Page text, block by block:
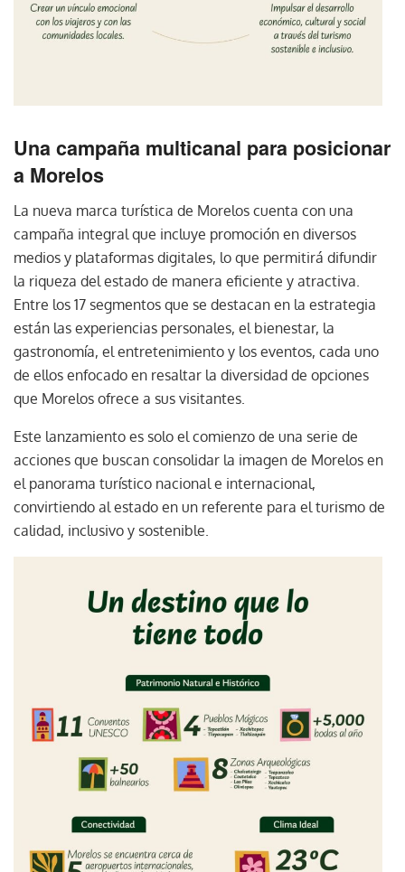
Una campaña multicanal para posicionar
a Morelos
La nueva marca turística de Morelos cuenta con una
campaña integral que incluye promoción en diversos
medios y plataformas digitales, lo que permitirá difundir
la riqueza del estado de manera eficiente y atractiva.
Entre los 17 segmentos que se destacan en la estrategia
están las experiencias personales, el bienestar, la
gastronomía, el entretenimiento y los eventos, cada uno
de ellos enfocado en resaltar la diversidad de opciones
que Morelos ofrece a sus visitantes.
Este lanzamiento es solo el comienzo de una serie de
acciones que buscan consolidar la imagen de Morelos en
el panorama turístico nacional e internacional,
convirtiendo al estado en un referente para el turismo de
calidad, inclusivo y sostenible.